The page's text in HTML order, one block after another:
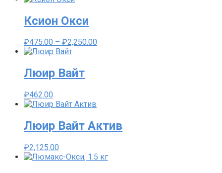
Ксион Окси
₽475.00 – ₽2,250.00
Люир Вайт
₽462.00
Люир Вайт Актив
₽2,125.00